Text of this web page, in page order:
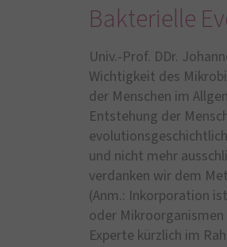
Bakterielle
Univ.-Prof. DDr.
Wichtigkeit des
der Menschen im
Entstehung der
und nicht mehr
verdanken wir dem
(Anm.: Inkorporation
oder
Experte kürzlich im